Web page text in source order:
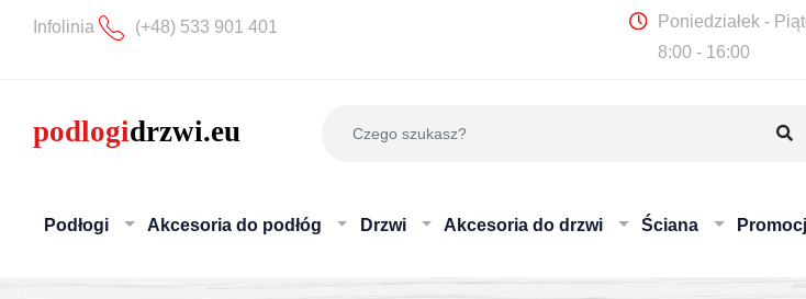
Infolinia (+48) 533 901 401
Poniedziałek -
8:00 - 16:00
Podłogi Akcesoria do podłóg Drzwi Akcesoria do drzwi Ściana